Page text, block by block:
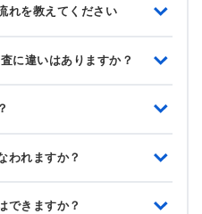
れを教えてください
に違いはありますか？
われますか？
できますか？